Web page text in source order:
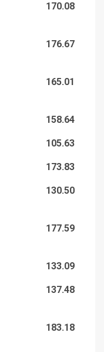
170.08
176.67
165.01
158.64
105.63
173.83
130.50
177.59
133.09
137.48
183.18